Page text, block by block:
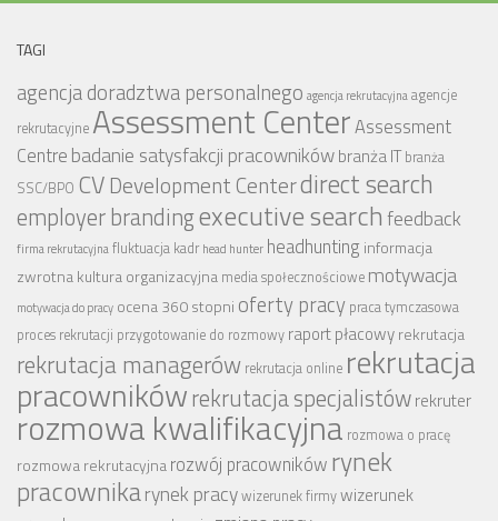
TAGI
agencja doradztwa personalnego agencja rekrutacyjnaagencje
rekrutacyjne Assessment CenterAssessment
Centre badanie satysfakcji pracownikówbranża IT branża
SSC/BPO CV Development Centerdirect search
employer brandingexecutive searchfeedback
firma rekrutacyjnafluktuacja kadr head hunter headhunting informacja
zwrotnakultura organizacyjna media społecznościowe motywacja
motywacja do pracy ocena 360 stopni oferty pracy praca tymczasowa
proces rekrutacji przygotowanie do rozmowy raport płacowyrekrutacja
rekrutacja managerów rekrutacja online rekrutacja
pracownikówrekrutacja specjalistówrekruter
rozmowa kwalifikacyjna rozmowa o pracę
rozmowa rekrutacyjnarozwój pracowników rynek
pracownikarynek pracywizerunek firmywizerunek